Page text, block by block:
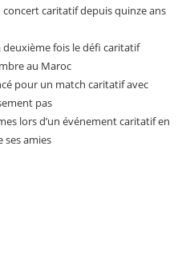
concert caritatif depuis quinze ans
fois le défi caritatif
au Maroc
pour un match caritatif avec
pas
lors d’un événement caritatif en
ses amies